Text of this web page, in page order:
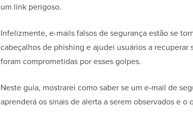
um link perigoso.
Infelizmente, e-mails falsos de segurança estão se
cabeçalhos de phishing e ajudei usuários a
foram comprometidas por esses golpes.
Neste guia, mostrarei como saber se um e-mail de
aprenderá os sinais de alerta a serem observados e